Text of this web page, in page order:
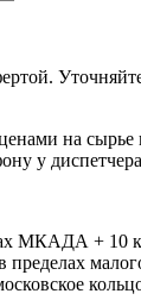
на сырье
у
МКАДА + 10
пределах